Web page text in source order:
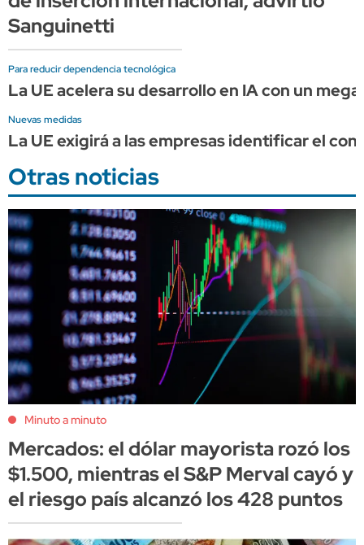
Sanguinetti
Para reducir dependencia tecnológica
La UE acelera su desarrollo en IA con un
Nuevas medidas
La UE exigirá a las empresas identificar el
Otras noticias
Minuto a minuto
Mercados: el dólar mayorista rozó los
$1.500, mientras el S&P Merval cayó y
el riesgo país alcanzó los 428 puntos